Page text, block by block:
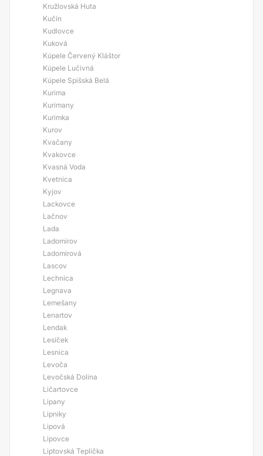
Kružlovská Huta
Kučín
Kudlovce
Kuková
Kúpele Červený Kláštor
Kúpele Lučivná
Kúpele Spišská Belá
Kurima
Kurimany
Kurimka
Kurov
Kvačany
Kvakovce
Kvasná Voda
Kvetnica
Kyjov
Lackovce
Lačnov
Lada
Ladomirov
Ladomirová
Lascov
Lechnica
Legnava
Lemešany
Lenartov
Lendak
Lesíček
Lesnica
Levoča
Levočská Dolina
Ličartovce
Lipany
Lipniky
Lipová
Lipovce
Liptovská Teplička